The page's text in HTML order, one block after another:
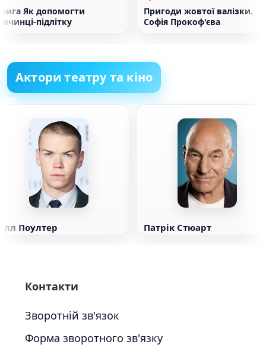
Як допомогти
підлітку
Пригоди жовтої валізки.
Софія Прокоф'єва
Актори театру та кіно
Поултер Патрік Стюарт
Контакти
Зворотній зв'язок
Форма зворотного зв'язку